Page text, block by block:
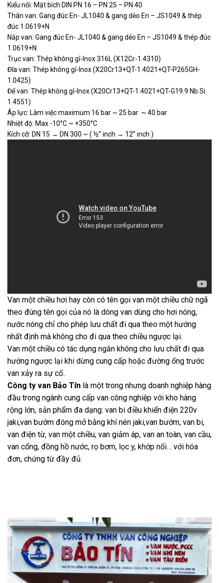
Kiểu nối: Mặt bích DIN PN 16 – PN 25 – PN 40
Thân van: Gang đúc En- JL1040 & gang dẻo En – JS1049 & thép
đúc 1.0619+N
Nắp van: Gang đúc En- JL1040 & gang dẻo En – JS1049 & thép đúc
1.0619+N
Trục van: Thép không gỉ-Inox 316L (X12Cr-1.4310)
Đĩa van: Thép không gỉ-Inox (X20Cr13+QT-1.4021+QT-P265GH-
1.0425)
Đế van: Thép không gỉ-Inox (X20Cr13+QT-1.4021+QT-G19.9 Nb Si
1.4551)
Áp lực: Làm việc maximum 16 bar ~ 25 bar ~ 40 bar
Nhiệt độ: Max -10°C ~ +350°C
Kích cỡ: DN 15 → DN 300 ~ ( ½” inch → 12” inch )
Van một chiều hơi hay còn có tên gọi van một chiều chữ ngã
theo đúng tên gọi của nó là dòng van dùng cho hơi nóng,
nước nóng chỉ cho phép lưu chất đi qua theo một hướng
nhất định mà không cho đi qua theo chiều ngược lại.
Van một chiều có tác dụng ngăn không cho lưu chất đi qua
hướng ngược lại khi dừng cung cấp hoặc đường ống trước
van xảy ra sự cố..
Công ty van Bảo Tín là một trong nhưng doanh nghiệp hàng
đầu trong ngành cung cấp van công nghiệp với kho hàng
rộng lớn, sản phẩm đa dạng: van bi điều khiển điện 220v
jaki,van bướm đóng mở bằng khí nén jaki,van bướm, van bi,
van điện từ, van một chiều, van giảm áp, van an toàn, van cầu,
van cổng, đồng hồ nước, rọ bơm, lọc y, khớp nối… với hóa
đơn, chứng từ đầy đủ.